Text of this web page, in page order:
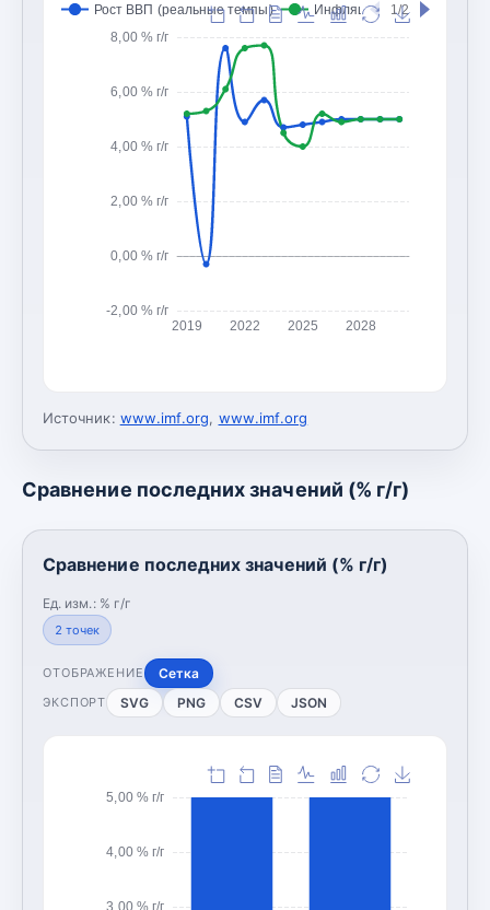
-2,00 % г/г
0,00 % г/г
2,00 % г/г
4,00 % г/г
6,00 % г/г
8,00 % г/г
2019 2022 2025 2028
Рост ВВП (реальные темпы) Инфляция (CPI,
1/2
Источник: www.imf.org, www.imf.org
Сравнение последних значений (% г/г)
Сравнение последних значений (% г/г)
Ед. изм.: % г/г
2 точек
ОТОБРАЖЕНИЕ Сетка
ЭКСПОРТ SVG PNG CSV JSON
3,00 % г/г
4,00 % г/г
5,00 % г/г